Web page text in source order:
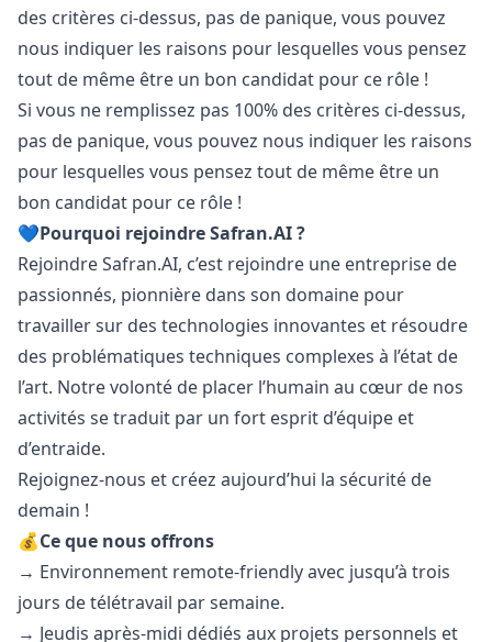
des critères ci-dessus, pas de panique, vous pouvez
nous indiquer les raisons pour lesquelles vous pensez
tout de même être un bon candidat pour ce rôle !
Si vous ne remplissez pas 100% des critères ci-dessus,
pas de panique, vous pouvez nous indiquer les raisons
pour lesquelles vous pensez tout de même être un
bon candidat pour ce rôle !
💙Pourquoi rejoindre Safran.AI ?
Rejoindre Safran.AI, c’est rejoindre une entreprise de
passionnés, pionnière dans son domaine pour
travailler sur des technologies innovantes et résoudre
des problématiques techniques complexes à l’état de
l’art. Notre volonté de placer l’humain au cœur de nos
activités se traduit par un fort esprit d’équipe et
d’entraide.
Rejoignez-nous et créez aujourd’hui la sécurité de
demain !
💰Ce que nous offrons
→ Environnement remote-friendly avec jusqu’à trois
jours de télétravail par semaine.
→ Jeudis après-midi dédiés aux projets personnels et